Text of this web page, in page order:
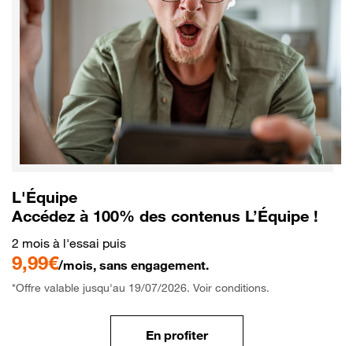
L'Équipe
Accédez à 100% des contenus L’Équipe !
2 mois à l'essai puis
9,99€/mois, sans engagement.
*Offre valable jusqu'au 19/07/2026. Voir conditions.
En profiter